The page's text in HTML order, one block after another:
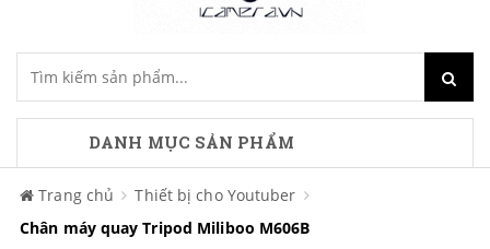
DANH MỤC SẢN PHẨM
Trang chủ
Thiết bị cho Youtuber
Chân máy quay Tripod Miliboo M606B